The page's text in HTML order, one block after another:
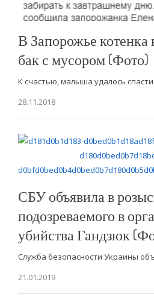
В Запорожье
бак с мусором (Фото)
К счастью, малыша удалось
28.11.2018
СБУ объявила в
подозреваемого в
убийства Гандзюк
Служба безопасности Украины
21.01.2019